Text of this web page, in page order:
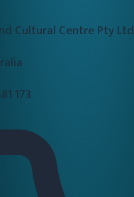
Cultural Centre Pty Ltd
173